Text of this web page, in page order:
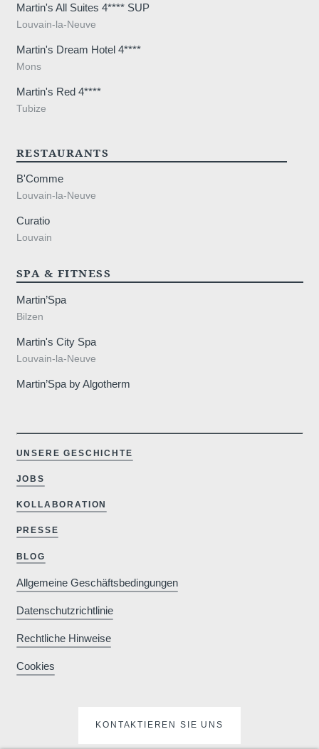
Martin's All Suites 4**** SUP
Louvain-la-Neuve
Martin's Dream Hotel 4****
Mons
Martin's Red 4****
Tubize
RESTAURANTS
B'Comme
Louvain-la-Neuve
Curatio
Louvain
SPA & FITNESS
Martin’Spa
Bilzen
Martin's City Spa
Louvain-la-Neuve
Martin’Spa by Algotherm
UNSERE GESCHICHTE
JOBS
KOLLABORATION
PRESSE
BLOG
Allgemeine Geschäftsbedingungen
Datenschutzrichtlinie
Rechtliche Hinweise
Cookies
KONTAKTIEREN SIE UNS